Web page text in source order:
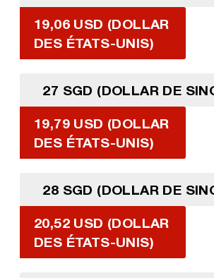
19,06 USD (DOLLAR
DES ÉTATS-UNIS)
27 SGD (DOLLAR DE
19,79 USD (DOLLAR
DES ÉTATS-UNIS)
28 SGD (DOLLAR DE
20,52 USD (DOLLAR
DES ÉTATS-UNIS)